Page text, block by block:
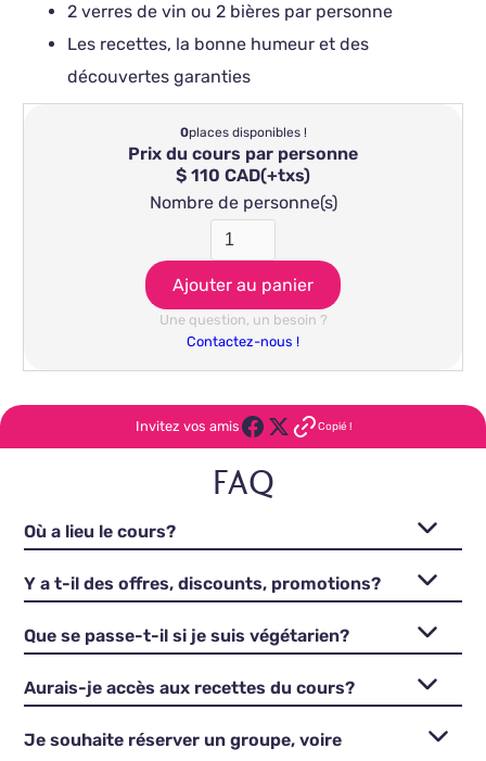
2 verres de vin ou 2 bières par personne
Les recettes, la bonne humeur et des
découvertes garanties
0places disponibles !
Prix du cours par personne
$ 110 CAD(+txs)
Nombre de personne(s)
Une question, un besoin ?
Contactez-nous !
Invitez vos amis Copié !
FAQ
Où a lieu le cours?
Y a t-il des offres, discounts, promotions?
Que se passe-t-il si je suis végétarien?
Aurais-je accès aux recettes du cours?
Je souhaite réserver un groupe, voire